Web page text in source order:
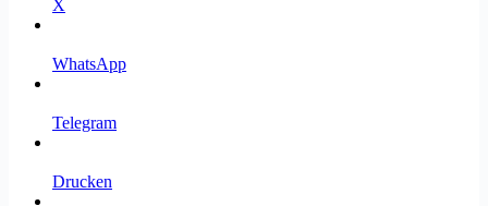
X
WhatsApp
Telegram
Drucken